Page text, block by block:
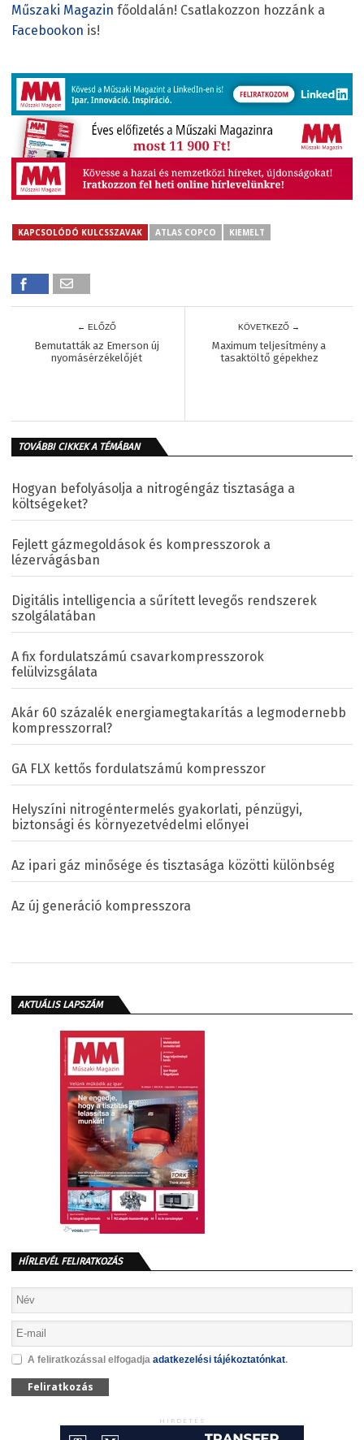
Műszaki Magazin főoldalán! Csatlakozzon hozzánk a
Facebookon is!
KAPCSOLÓDÓ KULCSSZAVAK ATLAS COPCO KIEMELT
← ELŐZŐ
Bemutatták az Emerson új
nyomásérzékelőjét
KÖVETKEZŐ →
Maximum teljesítmény a
tasaktöltő gépekhez
TOVÁBBI CIKKEK A TÉMÁBAN
Hogyan befolyásolja a nitrogéngáz tisztasága a
költségeket?
Fejlett gázmegoldások és kompresszorok a
lézervágásban
Digitális intelligencia a sűrített levegős rendszerek
szolgálatában
A fix fordulatszámú csavarkompresszorok
felülvizsgálata
Akár 60 százalék energiamegtakarítás a legmodernebb
kompresszorral?
GA FLX kettős fordulatszámú kompresszor
Helyszíni nitrogéntermelés gyakorlati, pénzügyi,
biztonsági és környezetvédelmi előnyei
Az ipari gáz minősége és tisztasága közötti különbség
Az új generáció kompresszora
AKTUÁLIS LAPSZÁM
HÍRLEVÉL FELIRATKOZÁS
A feliratkozással elfogadja adatkezelési tájékoztatónkat.
Feliratkozás
HIRDETÉS